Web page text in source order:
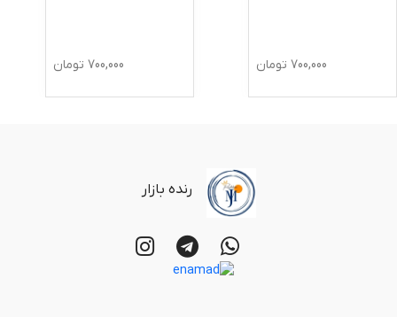
700,000 تومان 700,000 تومان
رنده بازار